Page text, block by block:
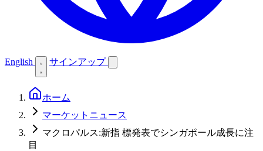
English サインアップ
ホーム
マーケットニュース
マクロパルス:新指 標発表でシンガポール成長に注
目